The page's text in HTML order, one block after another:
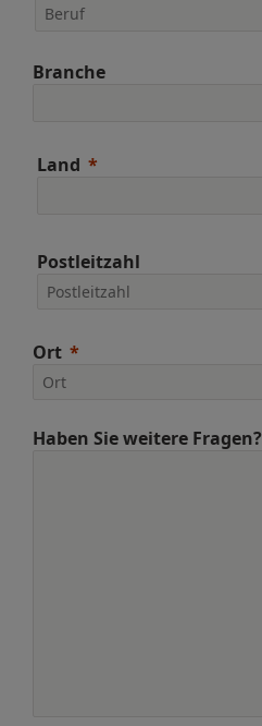
Branche
Land
Postleitzahl
Ort
Haben Sie weitere Fragen?